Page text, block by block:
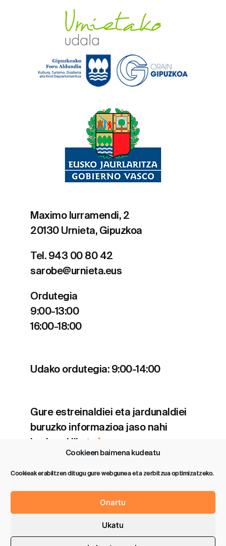
Cookieen baimena kudeatu
Cookieak erabiltzen ditugu gure webgunea eta zerbitzua optimizatzeko.
Onartu
Ukatu
Maximo Iurramendi, 2
20130 Urnieta, Gipuzkoa
Tel. 943 00 80 42
sarobe@urnieta.eus
Ordutegia
9:00-13:00
16:00-18:00
Udako ordutegia: 9:00-14:00
Gure estreinaldiei eta jardunaldiei
buruzko informazioa jaso nahi
Política de privacidad
Política de cookies (UE)